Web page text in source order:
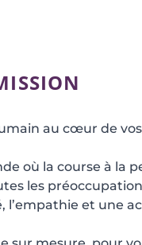
au cœur de
où la course à la
les
l’empathie et une